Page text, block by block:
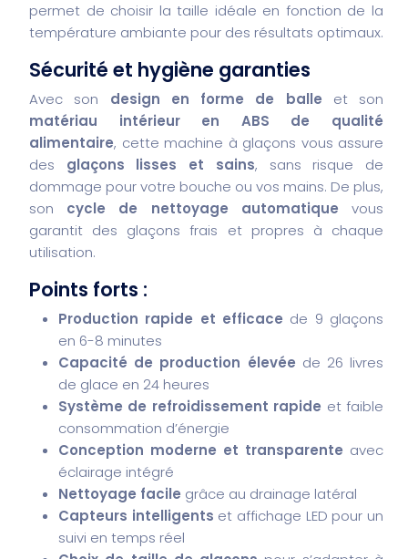
permet de choisir la taille idéale en fonction de la
température ambiante pour des résultats optimaux.
Sécurité et hygiène garanties
Avec son design en forme de balle et son
matériau intérieur en ABS de qualité
alimentaire, cette machine à glaçons vous assure
des glaçons lisses et sains, sans risque de
dommage pour votre bouche ou vos mains. De plus,
son cycle de nettoyage automatique vous
garantit des glaçons frais et propres à chaque
utilisation.
Points forts :
Production rapide et efficace de 9 glaçons
en 6-8 minutes
Capacité de production élevée de 26 livres
de glace en 24 heures
Système de refroidissement rapide et faible
consommation d’énergie
Conception moderne et transparente avec
éclairage intégré
Nettoyage facile grâce au drainage latéral
Capteurs intelligents et affichage LED pour un
suivi en temps réel